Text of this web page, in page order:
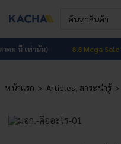
Search
for:
หน้าแรก
ท่านั้น) 8.8 Mega Sale ลดสูงสุ
หน้าแรก Articles สาระน่ารู้